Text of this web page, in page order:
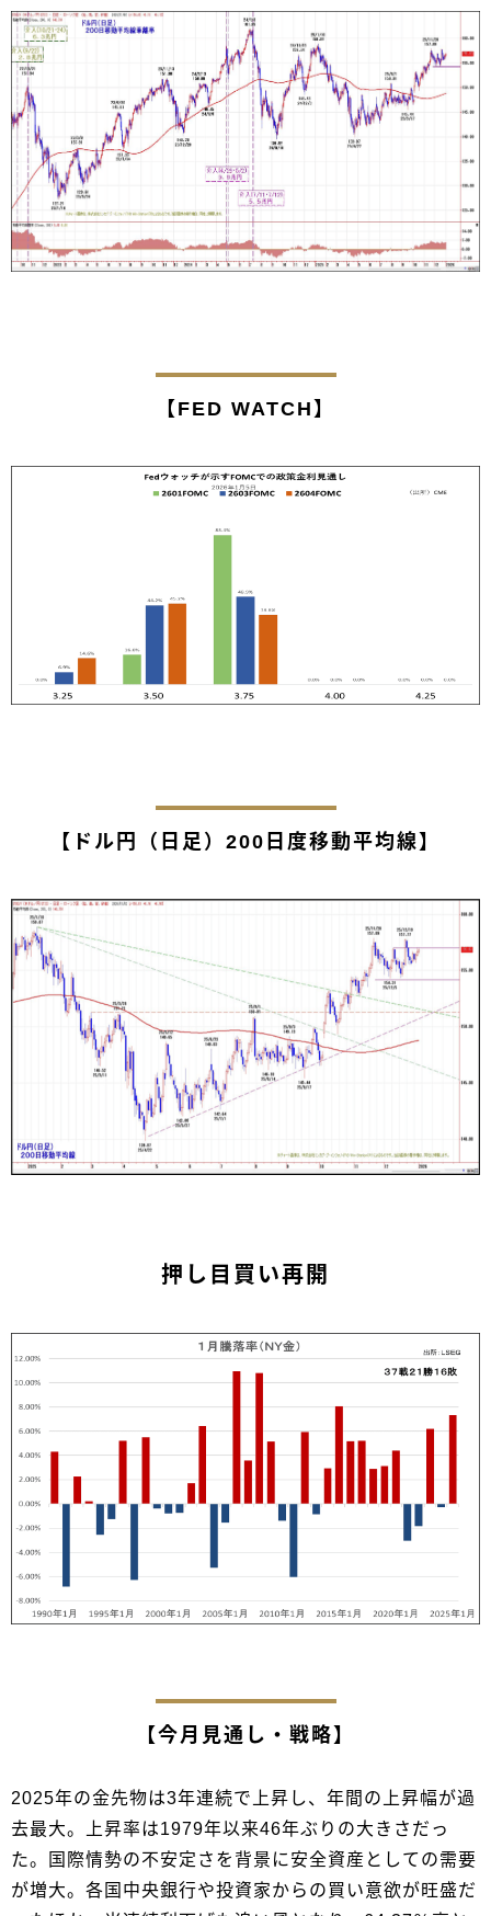
【FED WATCH】
【ドル円（日足）200日度移動平均線】
押し目買い再開
【今月見通し・戦略】
2025年の金先物は3年連続で上昇し、年間の上昇幅が過
去最大。上昇率は1979年以来46年ぶりの大きさだっ
た。国際情勢の不安定さを背景に安全資産としての需要
が増大。各国中央銀行や投資家からの買い意欲が旺盛だ